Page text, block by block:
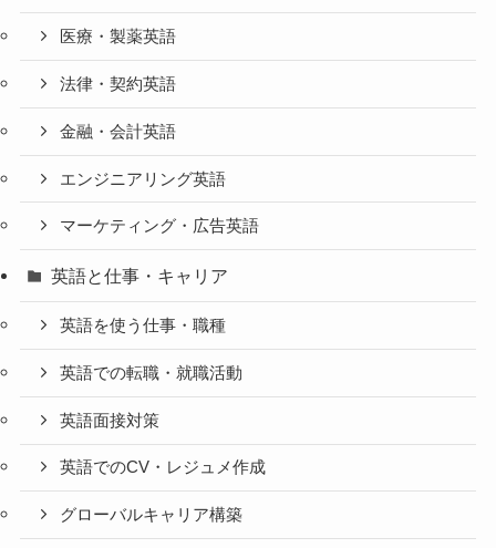
医療・製薬英語
法律・契約英語
金融・会計英語
エンジニアリング英語
マーケティング・広告英語
英語と仕事・キャリア
英語を使う仕事・職種
英語での転職・就職活動
英語面接対策
英語でのCV・レジュメ作成
グローバルキャリア構築